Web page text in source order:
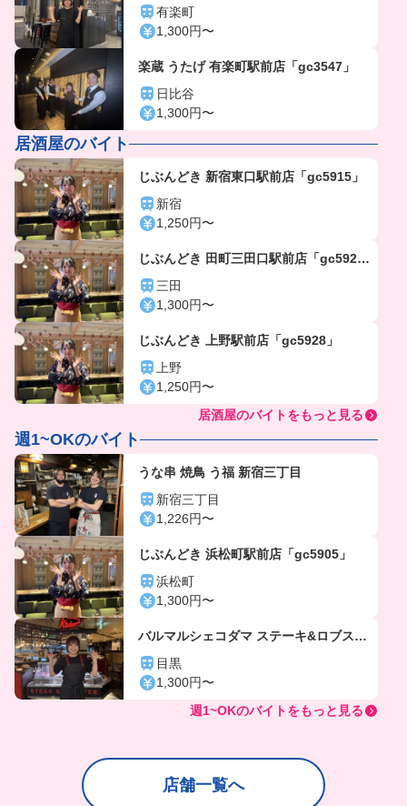
有楽町
1,300円〜
楽蔵 うたげ 有楽町駅前店「gc3547」
日比谷
1,300円〜
居酒屋のバイト
じぶんどき 新宿東口駅前店「gc5915」
新宿
1,250円〜
じぶんどき 田町三田口駅前店「gc592
5」三田
1,300円〜
じぶんどき 上野駅前店「gc5928」
上野
1,250円〜
居酒屋のバイトをもっと見る
週1~OKのバイト
うな串 焼鳥 う福 新宿三丁目
新宿三丁目
1,226円〜
じぶんどき 浜松町駅前店「gc5905」
浜松町
1,300円〜
バルマルシェコダマ ステーキ&ロブスタ
ー アトレ目黒店
目黒
1,300円〜
週1~OKのバイトをもっと見る
店舗一覧へ